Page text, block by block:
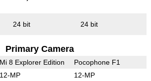
24 bit 24 bit
Primary Camera
Mi 8 Explorer Edition Pocophone F1
12-MP 12-MP